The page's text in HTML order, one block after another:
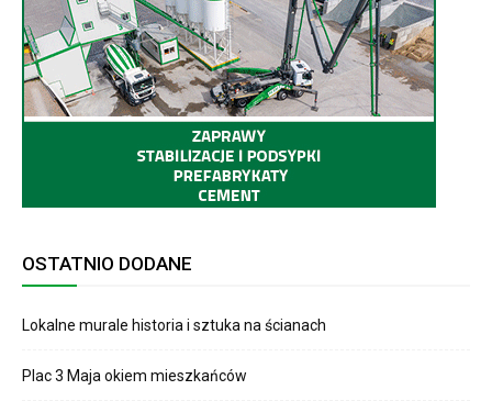
OSTATNIO DODANE
Lokalne murale historia i sztuka na ścianach
Plac 3 Maja okiem mieszkańców